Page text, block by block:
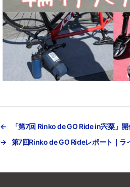
←
「第7回 Rinko de GO Ride in宍粟」
→
第7回Rinko de GO Rideレポート｜ラ